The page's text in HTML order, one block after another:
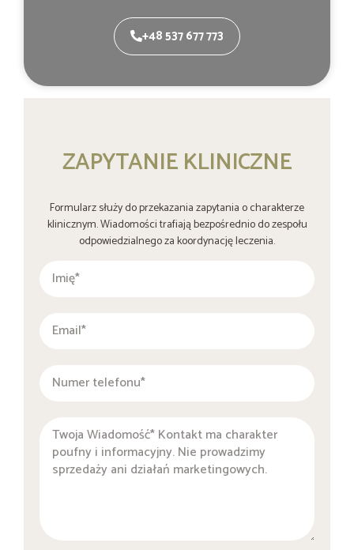
+48 537 677 773
ZAPYTANIE KLINICZNE
Formularz służy do przekazania zapytania o charakterze
klinicznym. Wiadomości trafiają bezpośrednio do zespołu
odpowiedzialnego za koordynację leczenia.